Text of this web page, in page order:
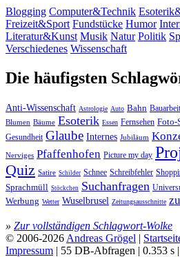
Blogging Computer&Technik
Freizeit&Sport Fundstücke Humor
Literatur&Kunst Musik Natur Politik
Verschiedenes Wissenschaft
Die häufigsten
Anti-Wissenschaft Astrologie Auto Bahn
Blumen Bäume Esoterik Essen Fernsehen Foto-
Gesundheit Glaube Internes Jubiläum
Nerviges Pfaffenhofen Picture my day
Quiz Satire Schilder Schnee Schreibfehler
Sprachmüll Stöckchen Suchanfragen
Werbung Wetter Wuselbrusel Zeitungsausschnitte
» Zur vollständigen Schlagwort-Wolke
© 2006-2026 Andreas Grögel |
Impressum | 55 DB-Abfragen | 0.353 s |